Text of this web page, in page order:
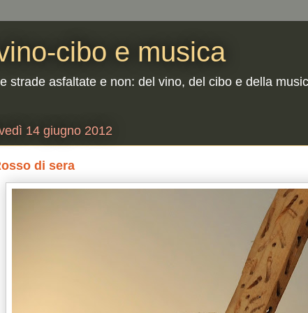
cibo e musica
strade asfaltate e non: del vino, del cibo e della
14 giugno 2012
di sera